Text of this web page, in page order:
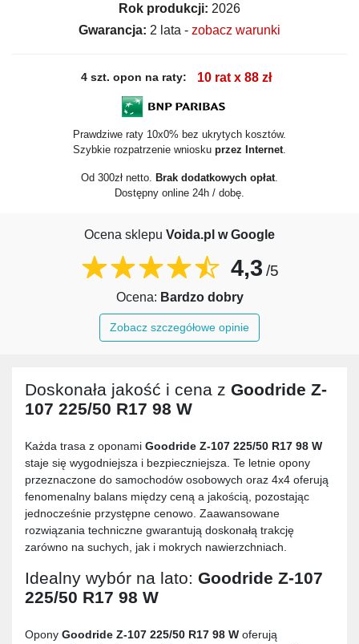
Rok produkcji: 2026
Gwarancja: 2 lata - zobacz warunki
4 szt. opon na raty: 10 rat x 88 zł
Prawdziwe raty 10x0% bez ukrytych kosztów.
Szybkie rozpatrzenie wniosku przez Internet
Od 300zł netto. Brak dodatkowych opłat
Dostępny online 24h / dobę.
Ocena sklepu Voida.pl w Google
4,3 /5
Ocena: Bardzo dobry
Zobacz szczegółowe opinie
Doskonała jakość i cena z Goodride Z-
107 225/50 R17 98 W
Każda trasa z oponami Goodride Z-107 225/50 R17 98 W
staje się wygodniejsza i bezpieczniejsza. Te letnie opony
przeznaczone do samochodów osobowych oraz 4x4 oferują
fenomenalny balans między ceną a jakością, pozostając
jednocześnie przystępne cenowo. Zaawansowane
rozwiązania techniczne gwarantują doskonałą trakcję
zarówno na suchych, jak i mokrych nawierzchniach.
Idealny wybór na lato: Goodride Z-107
225/50 R17 98 W
Opony Goodride Z-107 225/50 R17 98 W oferują